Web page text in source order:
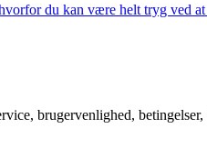
du kan være helt tryg ved
brugervenlighed,